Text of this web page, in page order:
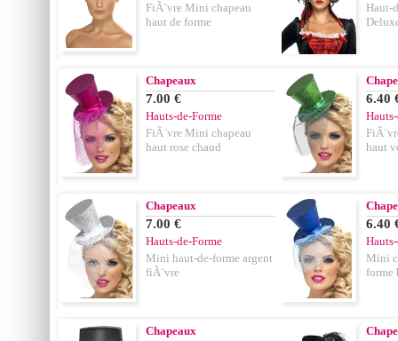
FiÃ¨vre Mini chapeau
haut de forme
Haut-
Chapeaux
7.00 €
Hauts-de-Forme
FiÃ¨vre Mini chapeau
haut rose chaud
6.40
haut
Chapeaux
7.00 €
Hauts-de-Forme
Mini haut-de-forme argent
fiÃ¨vre
6.40
Mini
forme
Chapeaux